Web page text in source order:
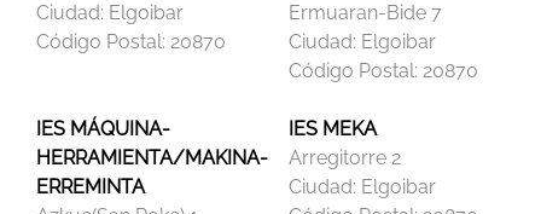
Ciudad: Elgoibar
Código Postal: 20870
Ermuaran-Bide 7
Ciudad: Elgoibar
Código Postal: 20870
IES MÁQUINA-
HERRAMIENTA/MAKINA-
ERREMINTA
IES MEKA
Arregitorre 2
Ciudad: Elgoibar